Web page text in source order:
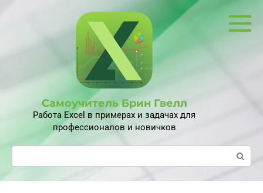
Самоучитель Брин Гвелл
Работа Excel в примерах и задачах для
профессионалов и новичков
Поиск: